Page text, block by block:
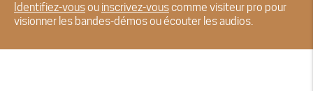
Identifiez-vousou inscrivez-vouscomme visiteur pro pour
visionner les bandes-démos ou écouter les audios.